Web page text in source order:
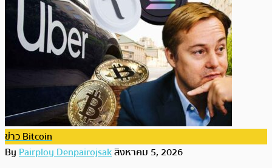
ข่าว Bitcoin
ByPairploy Denpairojsakสิงหาคม 5, 2026